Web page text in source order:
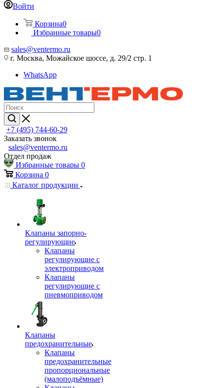
Войти
Корзина0
Избранные товары0
sales@ventermo.ru
г. Москва, Можайское шоссе, д. 29/2 стр. 1
WhatsApp
+7 (495) 744-60-29
Заказать звонок
sales@ventermo.ru
Отдел продаж
Избранные товары 0
Корзина 0
Каталог продукции
Клапаны запорно-
регулирующие
Клапаны
регулирующие с
электроприводом
Клапаны
регулирующие с
пневмоприводом
Клапаны
предохранительные
Клапаны
предохранительные
пропорциональные
(малоподъёмные)